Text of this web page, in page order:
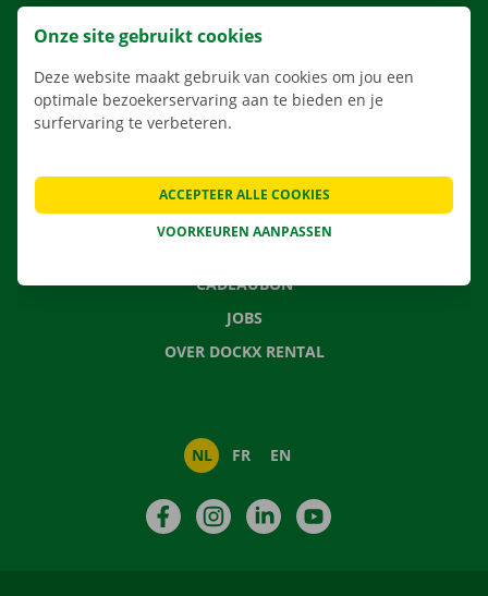
LOCATIES
APP
VERHUISOPLOSSINGEN
CONTACTEER ONS
VEELGESTELDE VRAGEN
CADEAUBON
JOBS
OVER DOCKX RENTAL
NL FR EN
FacebookInstagramLinkedIn
Onze site gebruikt cookies
Deze website maakt gebruik van cookies om jou een
optimale bezoekerservaring aan te bieden en je
surfervaring te verbeteren.
VOORKEUREN AANPASSEN
ACCEPTEER ALLE COOKIES